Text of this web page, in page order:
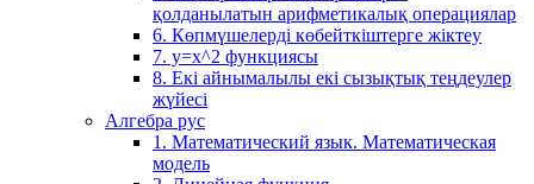
қолданылатын арифметикалық операциялар
6. Көпмүшелерді көбейткіштерге жіктеу
7. у=х^2 функциясы
8. Екі айнымалылы екі сызықтық теңдеулер
жүйесі
Алгебра рус
1. Математический язык. Математическая
модель